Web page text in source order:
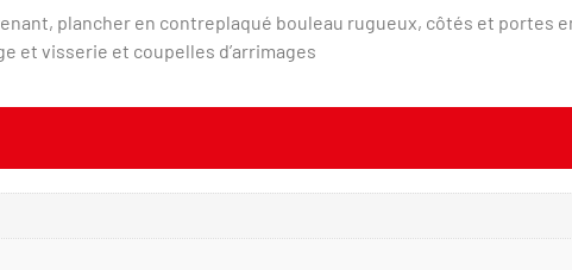
plancher en contreplaqué bouleau rugueux, côtés et portes
et visserie et coupelles d’arrimages